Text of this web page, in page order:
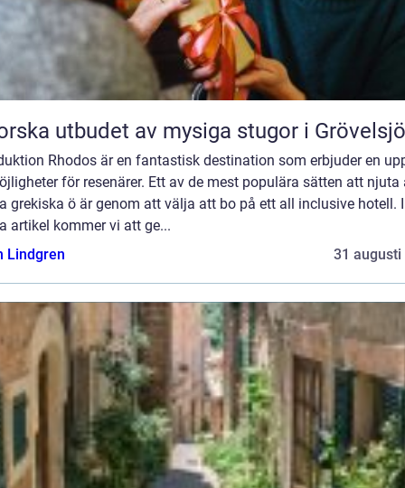
utbudet av mysiga stugor i
Rhodos är en fantastisk destination som erbjuder en
för resenärer. Ett av de mest populära sätten att njuta
grekiska ö är genom att välja att bo på ett all inclusive hotell. I
artikel kommer vi att ge...
Lindgren
31 augusti